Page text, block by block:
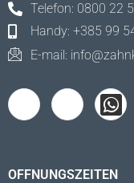
Telefon: 0800 22
Handy: +385 99
E-mail:
OFFNUNGSZEITEN